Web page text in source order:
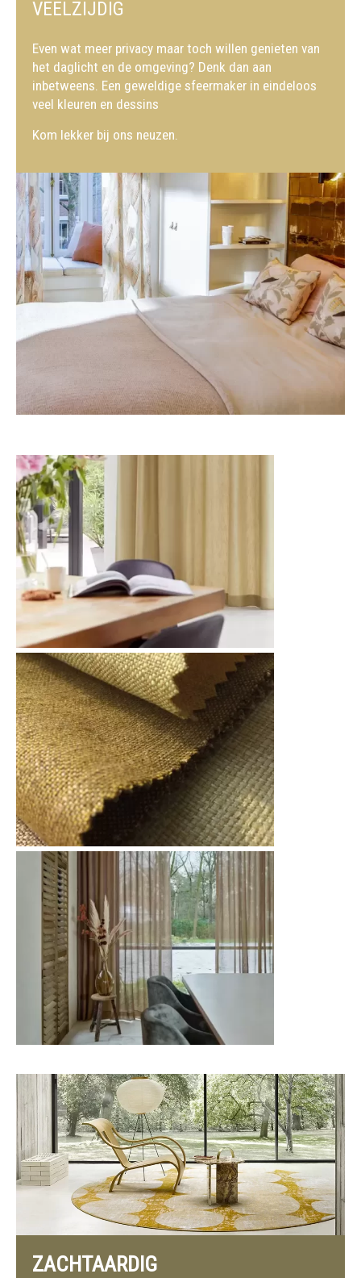
VEELZIJDIG
Even wat meer privacy maar toch willen genieten van
het daglicht en de omgeving? Denk dan aan
inbetweens. Een geweldige sfeermaker in eindeloos
veel kleuren en dessins
Kom lekker bij ons neuzen.
ZACHTAARDIG